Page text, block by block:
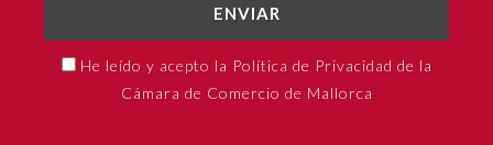
ENVIAR
He leído y acepto la Política de Privacidad de la
Cámara de Comercio de Mallorca